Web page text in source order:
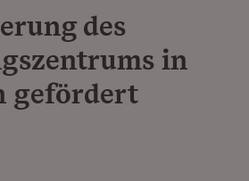
des
in
gefördert